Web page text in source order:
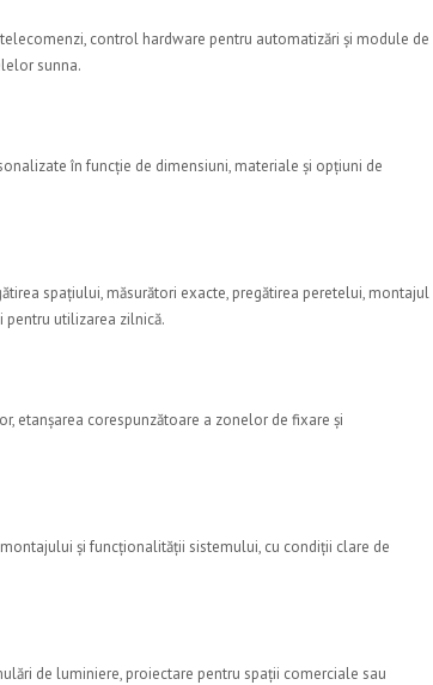
control hardware pentru automatizări și module de
sunna.
în funcție de dimensiuni, materiale și opțiuni de
spațiului, măsurători exacte, pregătirea peretelui, montajul
utilizarea zilnică.
etanșarea corespunzătoare a zonelor de fixare și
și funcționalității sistemului, cu condiții clare de
de luminiere, proiectare pentru spații comerciale sau